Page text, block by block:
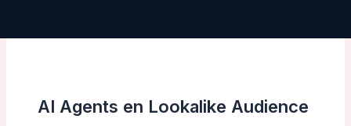
AI Agents en Lookalike Audience